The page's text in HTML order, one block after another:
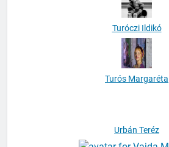
Turóczi Ildikó
Turós Margaréta